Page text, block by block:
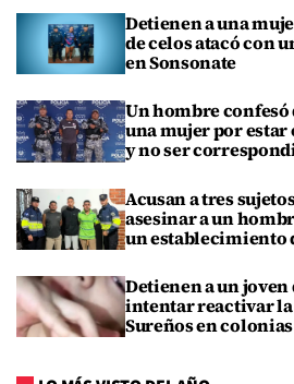
Detienen a una
de celos atacó con
en Sonsonate
Un hombre confesó
una mujer por estar
y no ser
Acusan a tres
asesinar a un
un establecimiento
Detienen a un
intentar reactivar
Sureños en